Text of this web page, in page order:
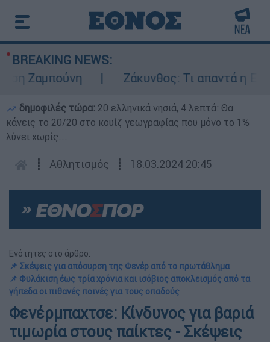
BREAKING NEWS:
Ζάκυνθος: Τι απαντά η ΕΛΑΣ
δημοφιλές τώρα: 20 ελληνικά νησιά, 4 λεπτά: Θα
κάνεις το 20/20 στο κουίζ γεωγραφίας που μόνο το 1%
λύνει χωρίς...
┋ Αθλητισμός ┋ 18.03.2024 20:45
Ενότητες στο άρθρο:
📌 Σκέψεις για απόσυρση της Φενέρ από το πρωτάθλημα
📌 Φυλάκιση έως τρία χρόνια και ισόβιος αποκλεισμός από τα
γήπεδα οι πιθανές ποινές για τους οπαδούς
Φενέρμπαχτσε: Κίνδυνος για βαριά
τιμωρία στους παίκτες - Σκέψεις